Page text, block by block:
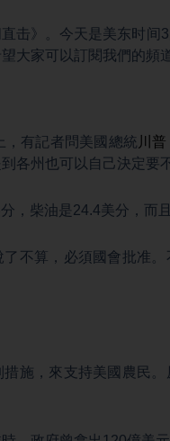
击》。今天是美东时
大家可以訂閱我們的頻
，有記者問美國總統 川普
各州也可以自己決定要
，柴油是24.4美分，而
不算，必須國會批准
措施，來支持美國農民